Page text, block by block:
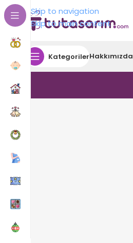
Skip to navigation
Skip to main content
KategorilerHakkımızda